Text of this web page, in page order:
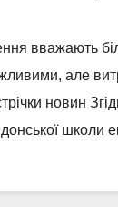
вважають
але
новин
школи